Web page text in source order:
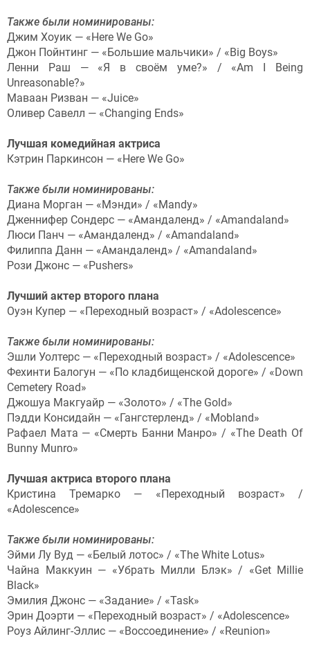
Также были номинированы:
Джим Хоуик — «Here We Go»
Джон Пойнтинг — «Большие мальчики» / «Big Boys»
Ленни Раш — «Я в своём уме?» / «Am I Being
Unreasonable?»
Маваан Ризван — «Juice»
Оливер Савелл — «Changing Ends»
Лучшая комедийная актриса
Кэтрин Паркинсон — «Here We Go»
Также были номинированы:
Диана Морган — «Мэнди» / «Mandy»
Дженнифер Сондерс — «Амандаленд» / «Amandaland»
Люси Панч — «Амандаленд» / «Amandaland»
Филиппа Данн — «Амандаленд» / «Amandaland»
Рози Джонс — «Pushers»
Лучший актер второго плана
Оуэн Купер — «Переходный возраст» / «Adolescence»
Также были номинированы:
Эшли Уолтерс — «Переходный возраст» / «Adolescence»
Фехинти Балогун — «По кладбищенской дороге» / «Down
Cemetery Road»
Джошуа Макгуайр — «Золото» / «The Gold»
Пэдди Консидайн — «Гангстерленд» / «Mobland»
Рафаел Мата — «Смерть Банни Манро» / «The Death Of
Bunny Munro»
Лучшая актриса второго плана
Кристина Тремарко — «Переходный возраст» /
«Adolescence»
Также были номинированы:
Эйми Лу Вуд — «Белый лотос» / «The White Lotus»
Чайна Маккуин — «Убрать Милли Блэк» / «Get Millie
Black»
Эмилия Джонс — «Задание» / «Task»
Эрин Доэрти — «Переходный возраст» / «Adolescence»
Роуз Айлинг-Эллис — «Воссоединение» / «Reunion»